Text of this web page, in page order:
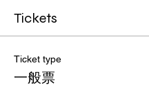
Tickets
Ticket type
一般票